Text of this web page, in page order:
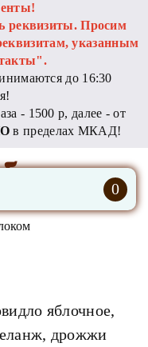
Просим
указанным
до 16:30
- 1500 р, далее - от
в пределах МКАД!
0
яблочное,
дрожжи